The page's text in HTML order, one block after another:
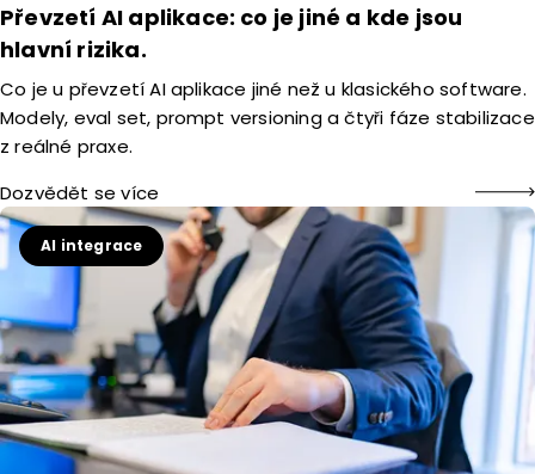
Převzetí AI aplikace: co je jiné a kde jsou
hlavní rizika.
Co je u převzetí AI aplikace jiné než u klasického software.
Modely, eval set, prompt versioning a čtyři fáze stabilizace
z reálné praxe.
Dozvědět se více
AI integrace